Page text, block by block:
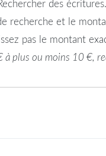
des écritures.
recherche et le
pas le montant
à plus ou moins 10 €,